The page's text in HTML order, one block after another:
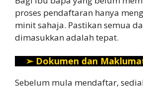
proses pendaftaran hanya
minit sahaja. Pastikan semua
dimasukkan adalah tepat.
➢ Dokumen dan
Sebelum mula mendaftar,